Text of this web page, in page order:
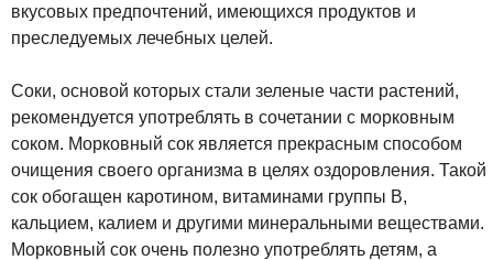
вкусовых предпочтений, имеющихся продуктов и
преследуемых лечебных целей.
Соки, основой которых стали зеленые части растений,
рекомендуется употреблять в сочетании с морковным
соком. Морковный сок является прекрасным способом
очищения своего организма в целях оздоровления. Такой
сок обогащен каротином, витаминами группы B,
кальцием, калием и другими минеральными веществами.
Морковный сок очень полезно употреблять детям, а